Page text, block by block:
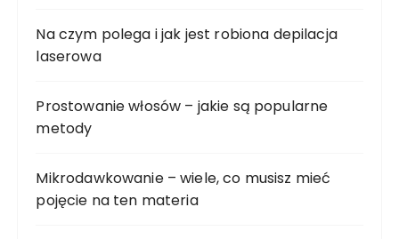
Na czym polega i jak jest robiona depilacja
laserowa
Prostowanie włosów – jakie są popularne
metody
Mikrodawkowanie – wiele, co musisz mieć
pojęcie na ten materia